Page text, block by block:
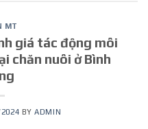
MT
giá tác động môi
chăn nuôi ở Bình
BYADMIN